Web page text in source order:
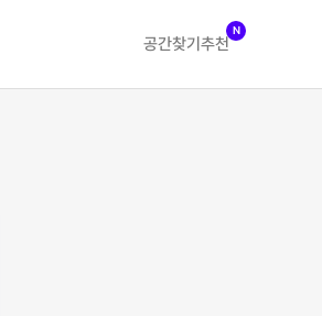
공간찾기 추천
N